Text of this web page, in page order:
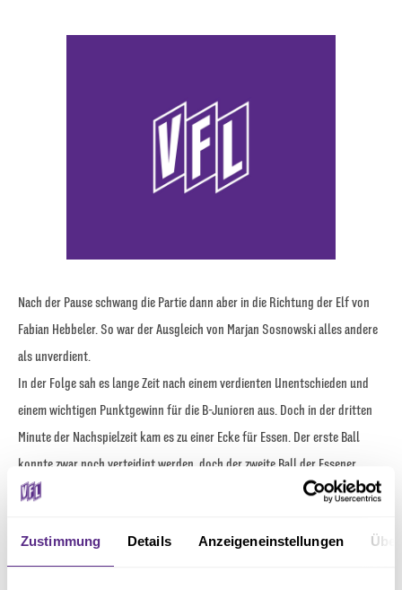
Zustimmung Details Anzeigeneinstellungen
Nach der Pause schwang die Partie dann aber in die Richtung der Elf von
Fabian Hebbeler. So war der Ausgleich von Marjan Sosnowski alles andere
als unverdient.
In der Folge sah es lange Zeit nach einem verdienten Unentschieden und
einem wichtigen Punktgewinn für die B-Junioren aus. Doch in der dritten
Minute der Nachspielzeit kam es zu einer Ecke für Essen. Der erste Ball
konnte zwar noch verteidigt werden, doch der zweite Ball der Essener
wurde per Hinterkopf verlängert, sodass Naufal Albert am kurzen Pfosten